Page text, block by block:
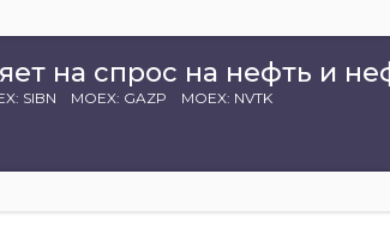
на спрос на нефть и
SIBN MOEX: GAZP MOEX: NVTK